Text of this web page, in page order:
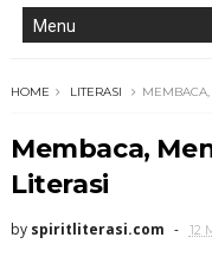
HOME LITERASI
Membaca,
Literasi
by spiritliterasi.com 12